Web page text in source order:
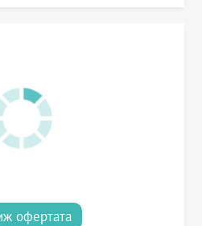
офертата